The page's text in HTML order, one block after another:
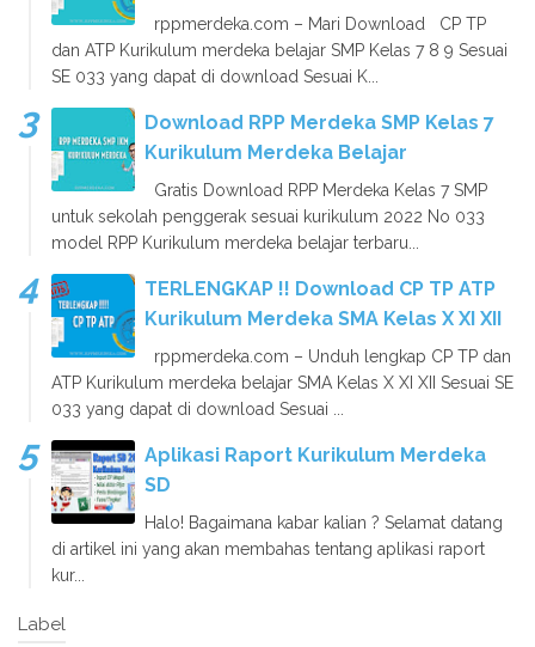
rppmerdeka.com – Mari Download CP TP
dan ATP Kurikulum merdeka belajar SMP Kelas 7 8 9 Sesuai
SE 033 yang dapat di download Sesuai K...
Download RPP Merdeka SMP Kelas 7
Kurikulum Merdeka Belajar
Gratis Download RPP Merdeka Kelas 7 SMP
untuk sekolah penggerak sesuai kurikulum 2022 No 033
model RPP Kurikulum merdeka belajar terbaru...
TERLENGKAP !! Download CP TP ATP
Kurikulum Merdeka SMA Kelas X XI XII
rppmerdeka.com – Unduh lengkap CP TP dan
ATP Kurikulum merdeka belajar SMA Kelas X XI XII Sesuai SE
033 yang dapat di download Sesuai ...
Aplikasi Raport Kurikulum Merdeka
SD
Halo! Bagaimana kabar kalian ? Selamat datang
di artikel ini yang akan membahas tentang aplikasi raport
kur...
Label